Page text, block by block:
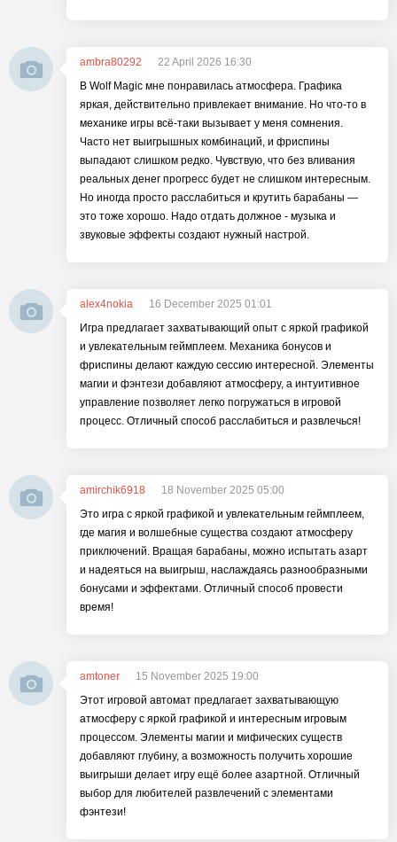
ambra80292
22 April 2026 16:30
В Wolf Magic мне понравилась атмосфера. Графика
яркая, действительно привлекает внимание. Но что-то в
механике игры всё-таки вызывает у меня сомнения.
Часто нет выигрышных комбинаций, и фриспины
выпадают слишком редко. Чувствую, что без вливания
реальных денег прогресс будет не слишком интересным.
Но иногда просто расслабиться и крутить барабаны —
это тоже хорошо. Надо отдать должное - музыка и
звуковые эффекты создают нужный настрой.
alex4nokia
16 December 2025 01:01
Игра предлагает захватывающий опыт с яркой графикой
и увлекательным геймплеем. Механика бонусов и
фриспины делают каждую сессию интересной. Элементы
магии и фэнтези добавляют атмосферу, а интуитивное
управление позволяет легко погружаться в игровой
процесс. Отличный способ расслабиться и развлечься!
amirchik6918
18 November 2025 05:00
Это игра с яркой графикой и увлекательным геймплеем,
где магия и волшебные существа создают атмосферу
приключений. Вращая барабаны, можно испытать азарт
и надеяться на выигрыш, наслаждаясь разнообразными
бонусами и эффектами. Отличный способ провести
время!
amtoner
15 November 2025 19:00
Этот игровой автомат предлагает захватывающую
атмосферу с яркой графикой и интересным игровым
процессом. Элементы магии и мифических существ
добавляют глубину, а возможность получить хорошие
выигрыши делает игру ещё более азартной. Отличный
выбор для любителей развлечений с элементами
фэнтези!